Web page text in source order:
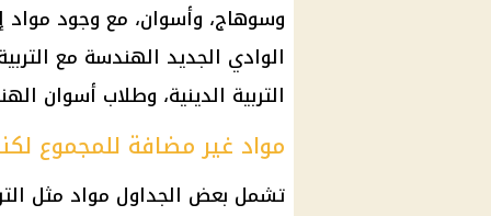
وسوهاج، وأسوان، مع وجود
الوادي الجديد الهندسة مع
التربية الدينية، وطلاب أسوان
مواد غير مضافة للمجموع
تشمل بعض الجداول مواد مثل